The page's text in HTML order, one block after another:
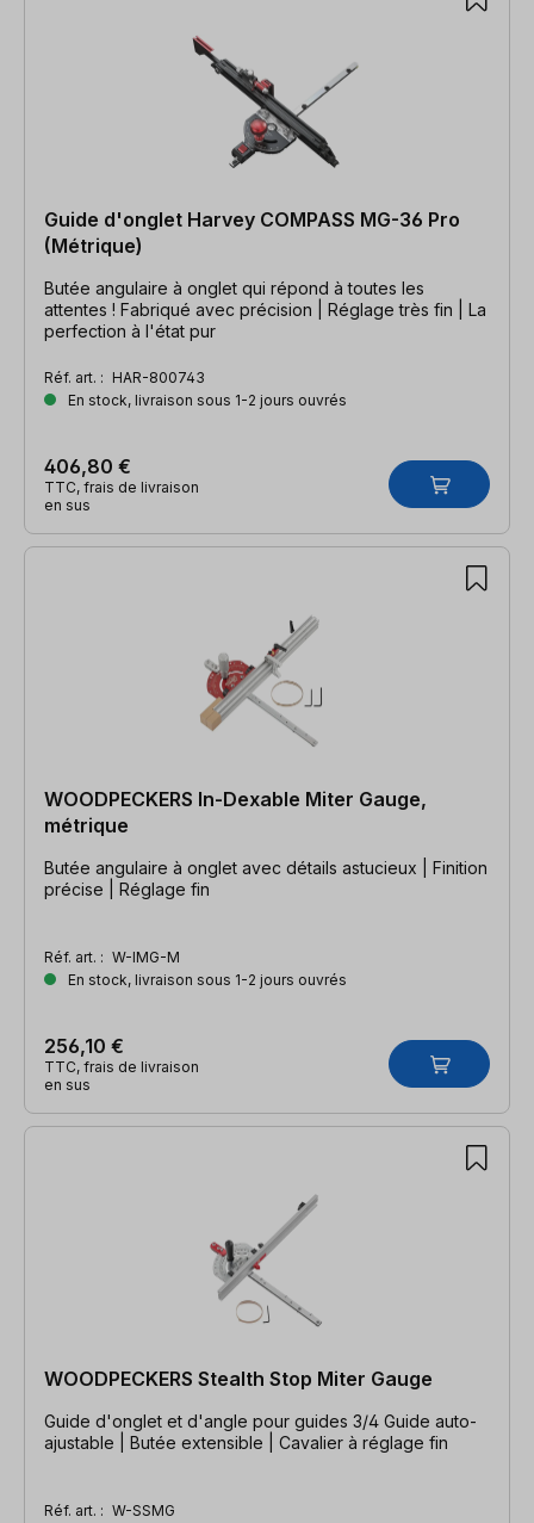
Guide d'onglet Harvey COMPASS MG-36 Pro
(Métrique)
Butée angulaire à onglet qui répond à toutes les
attentes ! Fabriqué avec précision | Réglage très fin | La
perfection à l'état pur
Réf. art. : HAR-800743
En stock, livraison sous 1-2 jours ouvrés
406,80 €
TTC, frais de livraison
en sus
WOODPECKERS In-Dexable Miter Gauge,
métrique
Butée angulaire à onglet avec détails astucieux | Finition
précise | Réglage fin
Réf. art. : W-IMG-M
En stock, livraison sous 1-2 jours ouvrés
256,10 €
TTC, frais de livraison
en sus
WOODPECKERS Stealth Stop Miter Gauge
Guide d'onglet et d'angle pour guides 3/4 Guide auto-
ajustable | Butée extensible | Cavalier à réglage fin
Réf. art. : W-SSMG